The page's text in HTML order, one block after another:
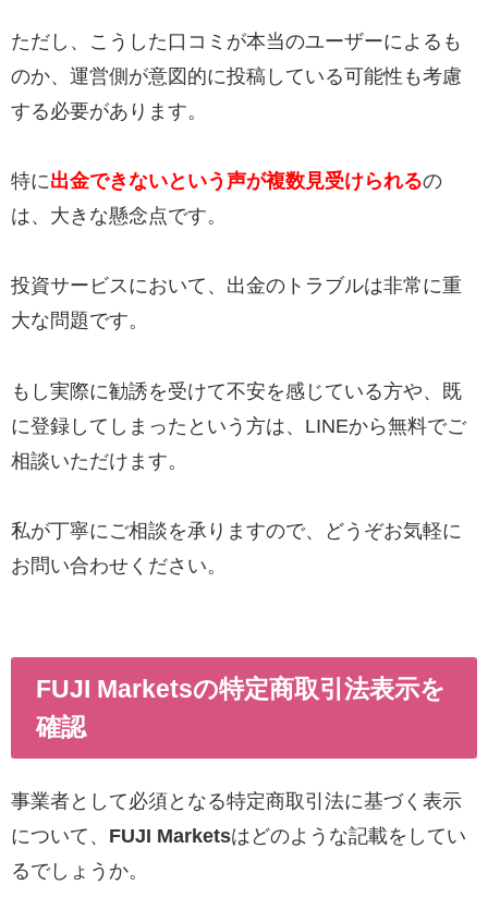
ただし、こうした口コミが本当のユーザーによるも
のか、運営側が意図的に投稿している可能性も考慮
する必要があります。
特に出金できないという声が複数見受けられるの
は、大きな懸念点です。
投資サービスにおいて、出金のトラブルは非常に重
大な問題です。
もし実際に勧誘を受けて不安を感じている方や、既
に登録してしまったという方は、LINEから無料でご
相談いただけます。
私が丁寧にご相談を承りますので、どうぞお気軽に
お問い合わせください。
FUJI Marketsの特定商取引法表示を
確認
事業者として必須となる特定商取引法に基づく表示
について、
FUJI Marketsはどのような記載をしてい
るでしょうか。